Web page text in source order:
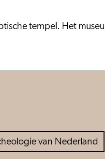
tempel. Het
van Nederland